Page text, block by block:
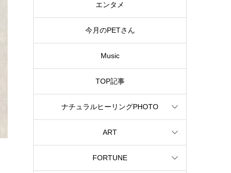
エンタメ
今月のPETさん
Music
TOP記事
ナチュラルヒーリングPHOTO
ART
FORTUNE